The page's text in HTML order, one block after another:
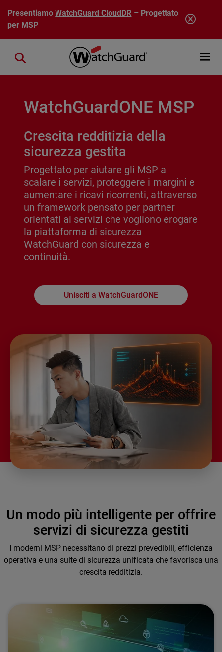
Salta al contenuto principale
PresentiamoWatchGuard CloudDR – Progettato
per MSP
Open
Close search
WatchGuardONE MSP
Crescita redditizia della
sicurezza gestita
Progettato per aiutare gli MSP a
scalare i servizi, proteggere i margini e
aumentare i ricavi ricorrenti, attraverso
un framework pensato per partner
orientati ai servizi che vogliono erogare
la piattaforma di sicurezza
WatchGuard con sicurezza e
continuità.
Unisciti a WatchGuardONE
Un modo più intelligente per offrire
servizi di sicurezza gestiti
I moderni MSP necessitano di prezzi prevedibili, efficienza
operativa e una suite di sicurezza unificata che favorisca una
crescita redditizia.